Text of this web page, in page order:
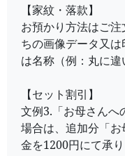
【家紋・落款】
お預かり方法はご
ちの画像データ又
は名称（例：丸に違
【セット割引】
文例3.「お母さんへ
場合は、追加分「
金を1200円にて承